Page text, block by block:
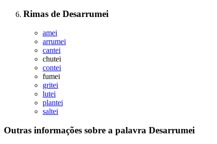
Rimas de Desarrumei
amei
arrumei
cantei
chutei
contei
fumei
gritei
lutei
plantei
saltei
Outras informações sobre a palavra Desarrumei